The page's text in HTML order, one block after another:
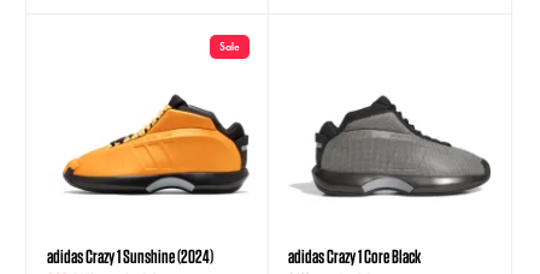
Sale
adidas Crazy 1 Sunshine (2024) adidas Crazy 1 Core Black